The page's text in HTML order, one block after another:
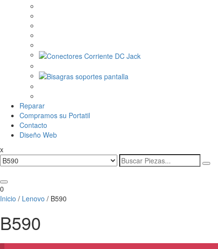
Reparar
Compramos su Portatil
Contacto
Diseño Web
x
Search
for:
0
Inicio / Lenovo / B590
B590